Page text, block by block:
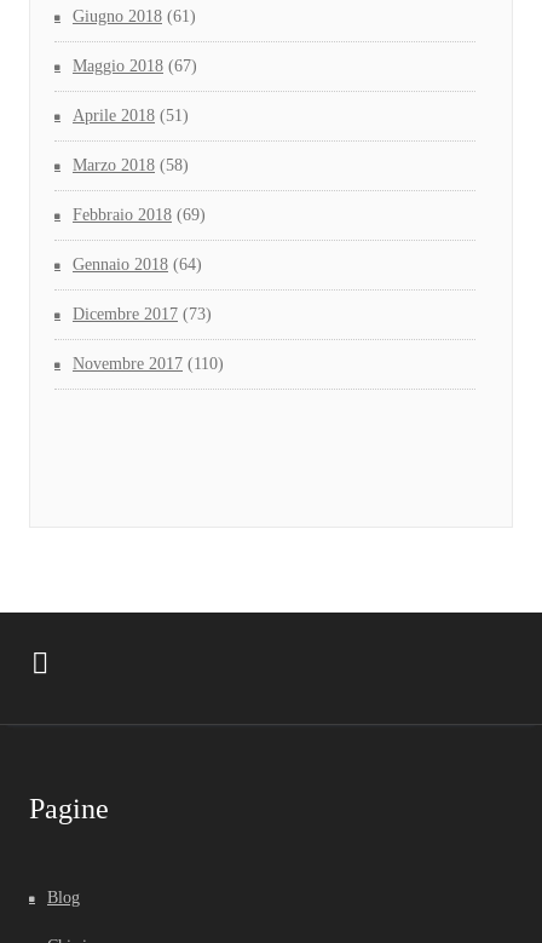
Giugno 2018 (61)
Maggio 2018 (67)
Aprile 2018 (51)
Marzo 2018 (58)
Febbraio 2018 (69)
Gennaio 2018 (64)
Dicembre 2017 (73)
Novembre 2017 (110)
Pagine
Blog